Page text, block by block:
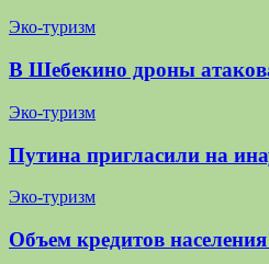
Эко-туризм
В Шебекино дроны
Эко-туризм
Путина пригласили на
Эко-туризм
Объем кредитов